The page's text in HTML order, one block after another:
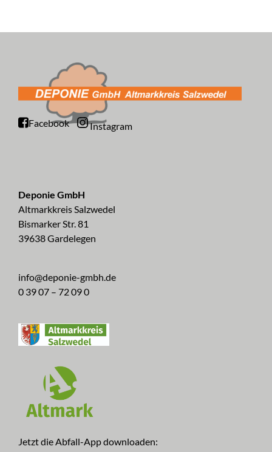
Facebook Instagram
Deponie GmbH
Altmarkkreis Salzwedel
Bismarker Str. 81
39638 Gardelegen
info@deponie-gmbh.de
0 39 07 – 72 09 0
Jetzt die Abfall-App downloaden: